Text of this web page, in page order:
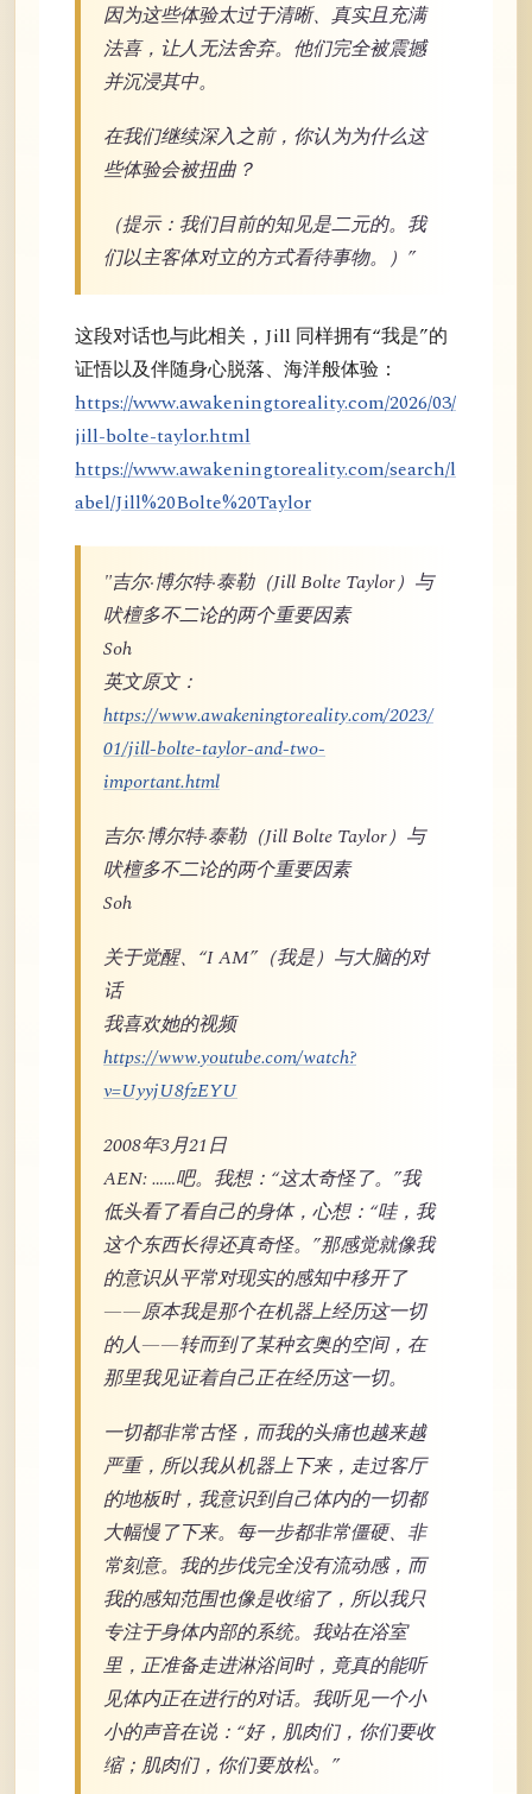
因为这些体验太过于清晰、真实且充满
法喜，让人无法舍弃。他们完全被震撼
并沉浸其中。
在我们继续深入之前，你认为为什么这
些体验会被扭曲？
（提示：我们目前的知见是二元的。我
们以主客体对立的方式看待事物。）”
这段对话也与此相关，Jill 同样拥有“我是”的
证悟以及伴随身心脱落、海洋般体验：
https://www.awakeningtoreality.com/2026/03/
jill-bolte-taylor.html
https://www.awakeningtoreality.com/search/l
abel/Jill%20Bolte%20Taylor
"吉尔·博尔特·泰勒（Jill Bolte Taylor）与
吠檀多不二论的两个重要因素
Soh
英文原文：
https://www.awakeningtoreality.com/2023/
01/jill-bolte-taylor-and-two-
important.html
吉尔·博尔特·泰勒（Jill Bolte Taylor）与
吠檀多不二论的两个重要因素
Soh
关于觉醒、“I AM”（我是）与大脑的对
话
我喜欢她的视频
https://www.youtube.com/watch?
v=UyyjU8fzEYU
2008年3月21日
AEN: ……吧。我想：“这太奇怪了。”我
低头看了看自己的身体，心想：“哇，我
这个东西长得还真奇怪。”那感觉就像我
的意识从平常对现实的感知中移开了
——原本我是那个在机器上经历这一切
的人——转而到了某种玄奥的空间，在
那里我见证着自己正在经历这一切。
一切都非常古怪，而我的头痛也越来越
严重，所以我从机器上下来，走过客厅
的地板时，我意识到自己体内的一切都
大幅慢了下来。每一步都非常僵硬、非
常刻意。我的步伐完全没有流动感，而
我的感知范围也像是收缩了，所以我只
专注于身体内部的系统。我站在浴室
里，正准备走进淋浴间时，竟真的能听
见体内正在进行的对话。我听见一个小
小的声音在说：“好，肌肉们，你们要收
缩；肌肉们，你们要放松。”